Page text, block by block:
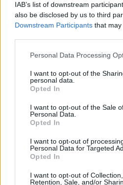
IAB’s list of downstream
also be disclosed by us to third
Downstream Participants that
Please note that this website/app
not limited to your visit or usage
grant or deny consent to Google
use your data for below specified
consent section.
Personal Data Processing
I want to opt-out of the
personal data.
Opted In
I want to opt-out of the Sale
Personal Data.
Opted In
I want to opt-out of
Personal Data for Targeted
Opted In
I want to opt-out of Collection,
Retention, Sale, and/or
Ποινική δίωξη
Στο μεταξύ, ποινική δίωξη
κακουργήματος για την